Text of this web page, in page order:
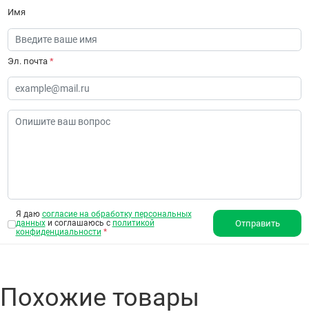
Имя
Эл. почта *
Я даю согласие на обработку персональных
данныхи соглашаюсь с политикой
конфиденциальности *
Отправить
Похожие товары